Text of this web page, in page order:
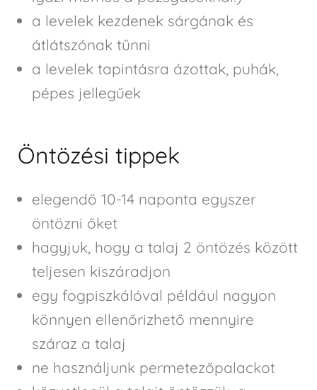
a levelek kezdenek sárgának és
átlátszónak tűnni
a levelek tapintásra ázottak, puhák,
pépes jellegűek
Öntözési tippek
elegendő 10-14 naponta egyszer
öntözni őket
hagyjuk, hogy a talaj 2 öntözés között
teljesen kiszáradjon
egy fogpiszkálóval például nagyon
könnyen ellenőrizhető mennyire
száraz a talaj
ne használjunk permetezőpalackot